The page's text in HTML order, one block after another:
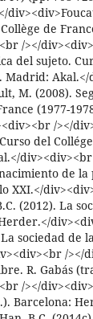
de
/></
del sujeto.
Madrid:
M. (2008).
(1977-
/></
del
de
XXI.</
(2012). La
La sociedad de
/></
R. Gabás
/></
Barcelona: